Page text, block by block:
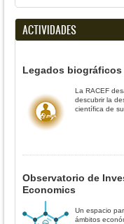
ACTIVIDADES
Legados biográficos
La RACEF
descubrir la
científica de
Observatorio de
Economics
Un espacio
ámbitos